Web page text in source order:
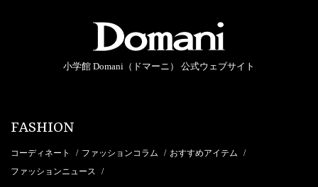
小学館 Domani（ドマーニ） 公式ウェブサイト
FASHION
コーディネート / ファッションコラム / おすすめアイテム /
ファッションニュース /